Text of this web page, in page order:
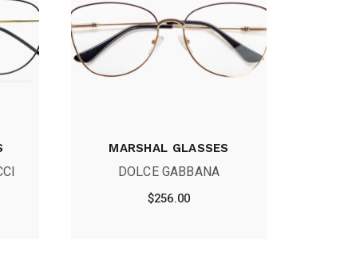
MARSHAL GLASSES
DOLCE GABBANA
$256.00